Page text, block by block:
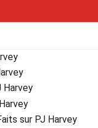
sur PJ Harvey